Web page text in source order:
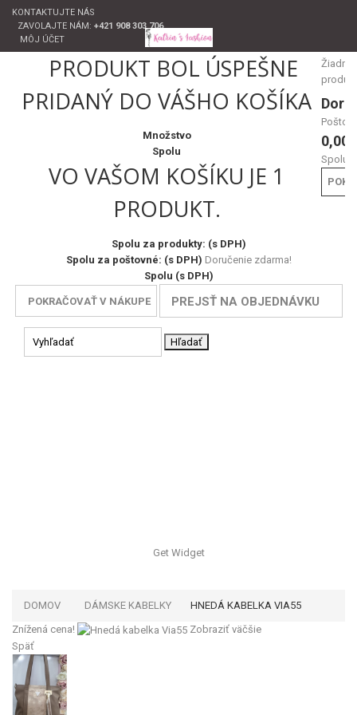
KONTAKTUJTE NÁS
ZAVOLAJTE NÁM: +421 908 303 706
MÔJ ÚČET
Žiadne
0,00
Spolu
PRODUKT BOL ÚSPEŠNE
PRIDANÝ DO VÁŠHO KOŠÍKA
Množstvo
Spolu
VO VAŠOM KOŠÍKU JE 1
PRODUKT.
Spolu za produkty: (s DPH)
Spolu za poštovné: (s DPH) Doručenie zdarma!
Spolu (s DPH)
POKRAČOVAŤ V NÁKUPE PREJSŤ NA OBJEDNÁVKU
Hľadať
Get Widget
DOMOV DÁMSKE KABELKY
HNEDÁ KABELKA VIA55
Znížená cena!
Zobraziť väčšie
Späť